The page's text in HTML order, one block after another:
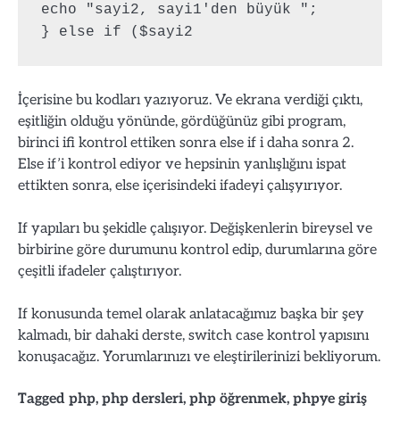
echo "sayi2, sayi1'den büyük ";
İçerisine bu kodları yazıyoruz. Ve ekrana verdiği çıktı,
eşitliğin olduğu yönünde, gördüğünüz gibi program,
birinci ifi kontrol ettiken sonra else if i daha sonra 2.
Else if’i kontrol ediyor ve hepsinin yanlışlığını ispat
ettikten sonra, else içerisindeki ifadeyi çalışyırıyor.
If yapıları bu şekidle çalışıyor. Değişkenlerin bireysel ve
birbirine göre durumunu kontrol edip, durumlarına göre
çeşitli ifadeler çalıştırıyor.
If konusunda temel olarak anlatacağımız başka bir şey
kalmadı, bir dahaki derste, switch case kontrol yapısını
konuşacağız. Yorumlarınızı ve eleştirilerinizi bekliyorum.
Tagged php, php dersleri, php öğrenmek, phpye giriş